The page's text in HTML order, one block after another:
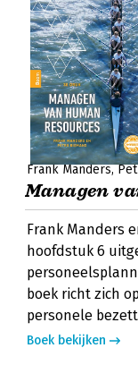
Frank Manders
Managen
Frank Manders
hoofdstuk 6
boek richt zich
personele
Boek bekijken